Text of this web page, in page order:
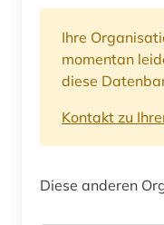
Ihre
momentan
diese
Kontakt zu
Diese anderen